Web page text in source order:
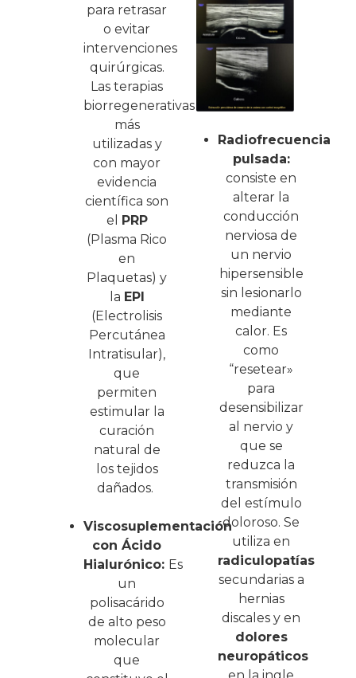
para retrasar
o evitar
intervenciones
quirúrgicas.
Las terapias
biorregenerativas
más
utilizadas y
con mayor
evidencia
científica son
el PRP
(Plasma Rico
en
Plaquetas) y
la EPI
(Electrolisis
Percutánea
Intratisular),
que
permiten
estimular la
curación
natural de
los tejidos
dañados.
Viscosuplementación
con Ácido
Hialurónico: Es
un
polisacárido
de alto peso
molecular
que
Radiofrecuencia
pulsada:
consiste en
alterar la
conducción
nerviosa de
un nervio
hipersensible
sin lesionarlo
mediante
calor. Es
como
“resetear»
para
desensibilizar
al nervio y
que se
reduzca la
transmisión
del estímulo
doloroso. Se
utiliza en
radiculopatías
secundarias a
hernias
discales y en
dolores
neuropáticos